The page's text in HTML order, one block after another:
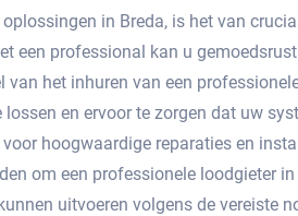
in Breda, is het van
een professional kan u
van het inhuren van een
en ervoor te zorgen dat uw
hoogwaardige reparaties en
om een ​​professionele loodgieter
uitvoeren volgens de vereiste